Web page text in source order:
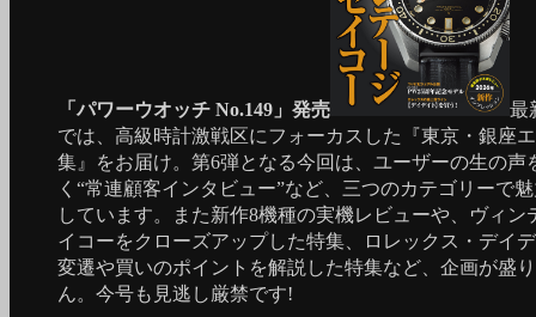
「パワーウオッチ No.149」発売
最
では、高級時計激戦区にフォーカスした『東京・銀座
集』をお届け。第6弾となる今回は、ユーザーの生の声
く“常連顧客インタビュー”など、三つのカテゴリーで
しています。また新作8機種の実機レビューや、ヴィン
イコーをクローズアップした特集、ロレックス・デイ
変遷や買いのポイントを解説した特集など、企画が盛
ん。今号も見逃し厳禁です!